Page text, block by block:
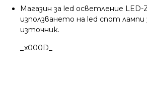
Магазин за led осветление LED-
използването на led спот лампи
източник.
_x000D_